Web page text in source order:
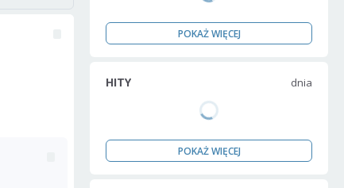
POKAŻ WIĘCEJ
HITY dnia
POKAŻ WIĘCEJ